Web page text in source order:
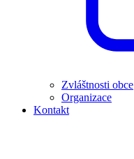
Zvláštnosti obce
Organizace
Kontakt